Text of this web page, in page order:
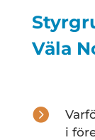
Väla

i